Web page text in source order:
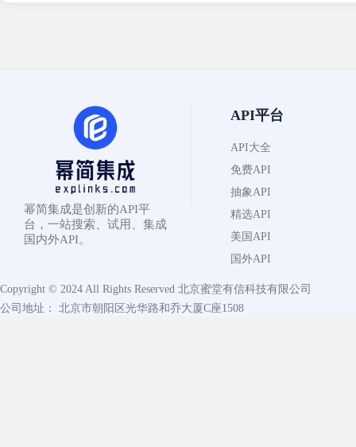
幂简集成是创新的API平
台，一站搜索、试用、集成
国内外API。
API平台
API大全
免费API
抽象API
精选API
美国API
国外API
Copyright © 2024 All Rights Reserved 北京蜜堂有信科技有限公司
公司地址： 北京市朝阳区光华路和乔大厦C座1508